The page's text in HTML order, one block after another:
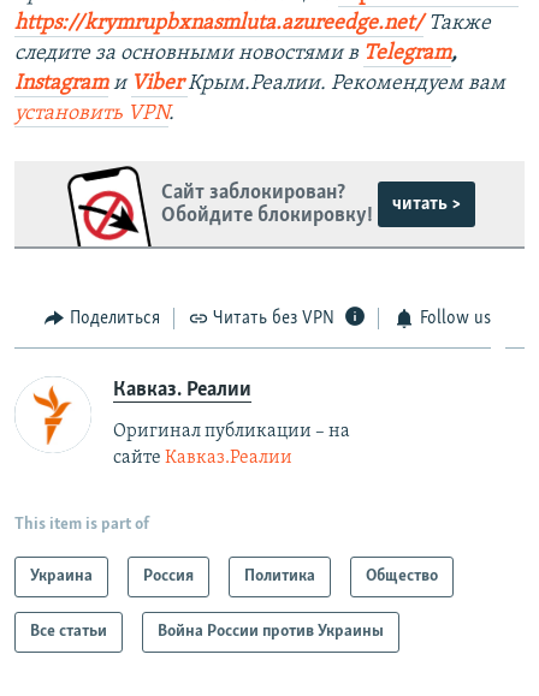
https://krymrupbxnasmluta.azureedge.net/ Также
следите за основными новостями в Telegram,
Instagram и ViberКрым.Реалии. Рекомендуем вам
установить VPN.
Сайт заблокирован?
Обойдите блокировку!
читать >
Поделиться Читать без VPN Follow us
Кавказ. Реалии
Оригинал публикации – на
сайте Кавказ.Реалии
This item is part of
Украина Россия Политика Общество
Все статьи Война России против Украины